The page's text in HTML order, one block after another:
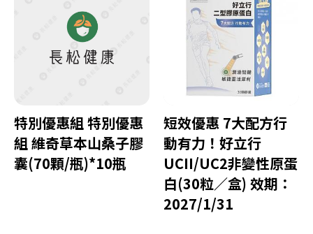
特別優惠組 特別優惠
組 維奇草本山桑子膠
囊(70顆/瓶)*10瓶
短效優惠 7大配方行
動有力！好立行
UCII/UC2非變性原蛋
白(30粒／盒) 效期：
2027/1/31